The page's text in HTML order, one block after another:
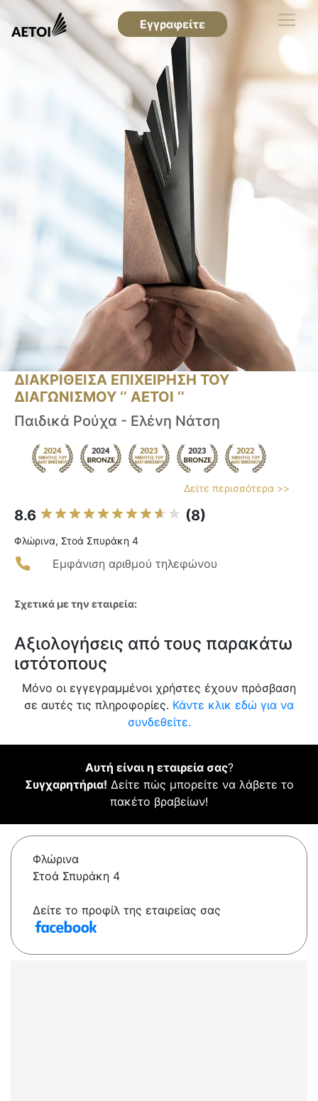
Εγγραφείτε
ΔΙΑΚΡΙΘΕΙΣΑ ΕΠΙΧΕΙΡΗΣΗ ΤΟΥ
ΔΙΑΓΩΝΙΣΜΟΥ ‘’ ΑΕΤΟΙ ‘’
Παιδικά Ρούχα - Ελένη Νάτση
Δείτε περισσότερα >>
8.6 (8)
Φλώρινα, Στοά Σπυράκη 4
Εμφάνιση αριθμού τηλεφώνου
Σχετικά με την εταιρεία:
Αξιολογήσεις από τους παρακάτω
ιστότοπους
Μόνο οι εγγεγραμμένοι χρήστες έχουν πρόσβαση
σε αυτές τις πληροφορίες. Κάντε κλικ εδώ για να
συνδεθείτε.
Αυτή είναι η εταιρεία σας?
Συγχαρητήρια! Δείτε πώς μπορείτε να λάβετε το
πακέτο βραβείων!
Φλώρινα
Στοά Σπυράκη 4
Δείτε το προφίλ της εταιρείας σας